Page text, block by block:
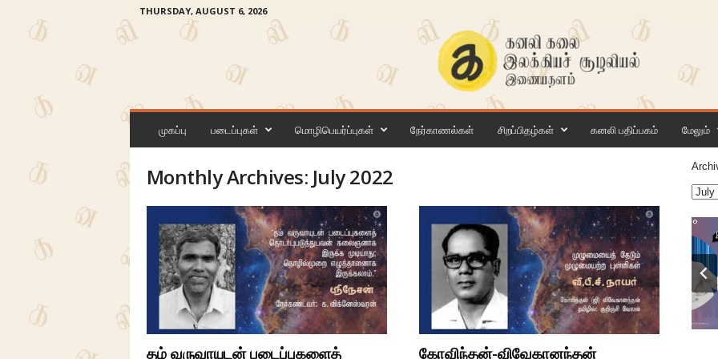
THURSDAY, AUGUST 6, 2026
க
ன
முகப்பு படைப்புகள் மொழிபெயர்ப்புகள் நேர்காணல்கள் சிறப்பிதழ்கள் கனலி பதிப்பகம் மேலும்
Monthly Archives: July 2022
தம் வருவாயுடன் படைப்புகளைத் கோவிந்தன்-விவேகானந்தன்